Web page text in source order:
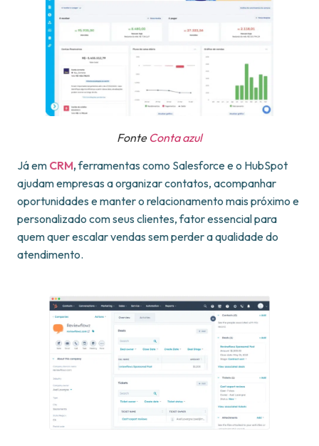
Fonte Conta azul
Já em CRM,ferramentas como Salesforce e o HubSpot
ajudam empresas a organizar contatos, acompanhar
oportunidades e manter o relacionamento mais próximo e
personalizado com seus clientes, fator essencial para
quem quer escalar vendas sem perder a qualidade do
atendimento.